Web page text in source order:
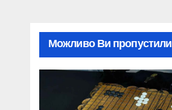
Можливо Ви пропустили